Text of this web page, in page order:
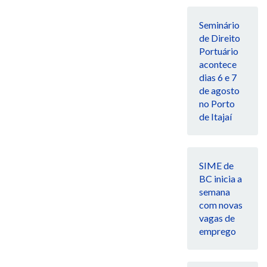
Seminário
de Direito
Portuário
acontece
dias 6 e 7
de agosto
no Porto
de Itajaí
SIME de
BC inicia a
semana
com novas
vagas de
emprego